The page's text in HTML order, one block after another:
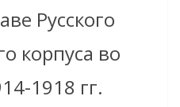
Русского
корпуса во
1918 гг.